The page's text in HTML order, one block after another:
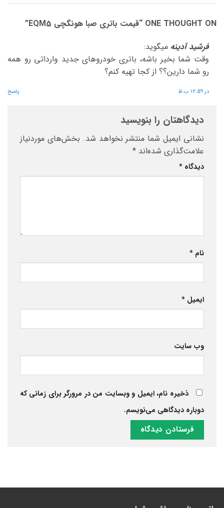
ONE THOUGHT ON “ قیمت باتری صبا هونگچی EQM5
”
فرشید آدینه میگوید:
وقت شما بخیر باشه، باتری خودروهای جدید وارداتی رو همه
رو شما دارین؟؟ از کجا تهیه کنم؟
در 12:59 ب.ظ پاسخ
دیدگاهتان را بنویسید
نشانی ایمیل شما منتشر نخواهد شد. بخش‌های موردنیاز
علامت‌گذاری شده‌اند *
دیدگاه *
نام *
ایمیل *
وب‌ سایت
ذخیره نام، ایمیل و وبسایت من در مرورگر برای زمانی که
دوباره دیدگاهی می‌نویسم.